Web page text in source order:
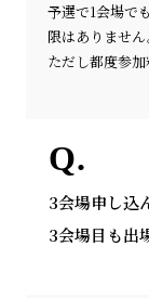
予選で1会場で
限はありません
ただし都度参加
3会場申し込
3会場目も出